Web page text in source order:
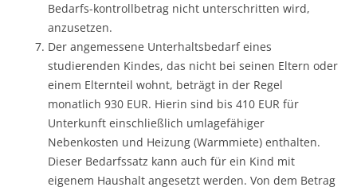
Bedarfs-kontrollbetrag nicht unterschritten wird,
anzusetzen.
Der angemessene Unterhaltsbedarf eines
studierenden Kindes, das nicht bei seinen Eltern oder
einem Elternteil wohnt, beträgt in der Regel
monatlich 930 EUR. Hierin sind bis 410 EUR für
Unterkunft einschließlich umlagefähiger
Nebenkosten und Heizung (Warmmiete) enthalten.
Dieser Bedarfssatz kann auch für ein Kind mit
eigenem Haushalt angesetzt werden. Von dem Betrag